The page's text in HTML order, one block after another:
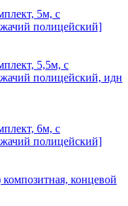
5м, с
полицейский]
5,5м, с
полицейский, идн
6м, с
полицейский]
концевой